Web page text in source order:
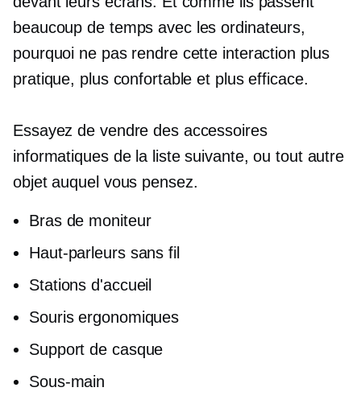
beaucoup de temps avec les ordinateurs,
pourquoi ne pas rendre cette interaction plus
pratique, plus confortable et plus efficace.
Essayez de vendre des accessoires
informatiques de la liste suivante, ou tout autre
objet auquel vous pensez.
Bras de moniteur
Haut-parleurs sans fil
Stations d'accueil
Souris ergonomiques
Support de casque
Sous-main